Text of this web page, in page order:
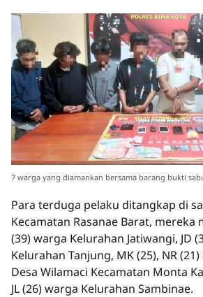
7 warga yang diamankan bersama barang bukti
Para terduga pelaku ditangkap di
Kecamatan Rasanae Barat, mereka
(39) warga Kelurahan Jatiwangi, JD
Kelurahan Tanjung, MK (25), NR
Desa Wilamaci Kecamatan Monta
JL (26) warga Kelurahan Sambinae.